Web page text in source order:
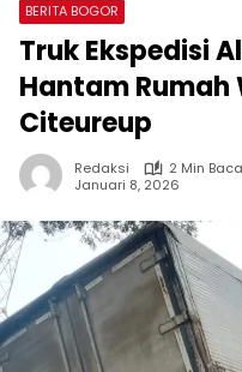
BERITA BOGOR
Truk Ekspedisi
Hantam
Citeureup
Redaksi
2 Min Baca
Januari 8, 2026